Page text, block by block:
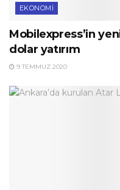
EKONOMI
Mobilexpress’in
dolar yatırım
9 TEMMUZ 2020